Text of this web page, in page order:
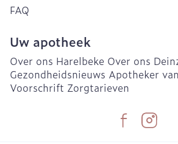
FAQ
Uw apotheek
Over ons Harelbeke Over ons
Gezondheidsnieuws Apotheker
Voorschrift Zorgtarieven